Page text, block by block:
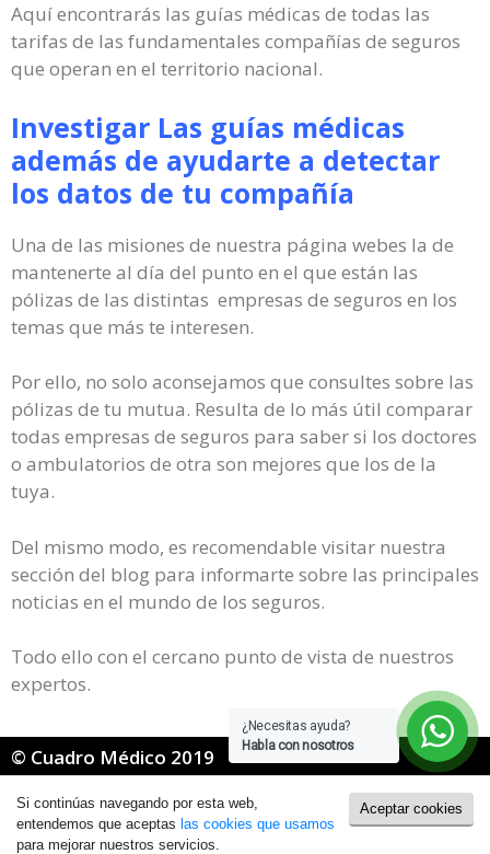
¿Necesitas ayuda?
Habla con nosotros
Aquí encontrarás las guías médicas de todas las
tarifas de las fundamentales compañías de seguros
que operan en el territorio nacional.
Investigar Las guías médicas
además de ayudarte a detectar
los datos de tu compañía
Una de las misiones de nuestra página webes la de
mantenerte al día del punto en el que están las
pólizas de las distintas empresas de seguros en los
temas que más te interesen.
Por ello, no solo aconsejamos que consultes sobre las
pólizas de tu mutua. Resulta de lo más útil comparar
todas empresas de seguros para saber si los doctores
o ambulatorios de otra son mejores que los de la
tuya.
Del mismo modo, es recomendable visitar nuestra
sección del blog para informarte sobre las principales
noticias en el mundo de los seguros.
Todo ello con el cercano punto de vista de nuestros
expertos.
© Cuadro Médico 2019
Portada »Mapfre Mugeju Cuadro Medico Soria
Política de Cookies|Política de Privacidad
Aceptar cookies
Si continúas navegando por esta web,
entendemos que aceptas las cookies que usamos
para mejorar nuestros servicios.